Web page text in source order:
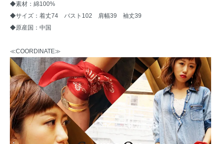
◆素材：綿100%
◆サイズ：着丈74 バスト102 肩幅39 袖丈39
◆原産国：中国
≪COORDINATE≫